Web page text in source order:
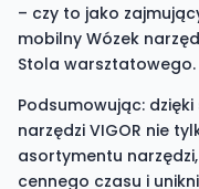
– czy to jako
mobilny Wózek
Stola warsztatowego.
Podsumowując:
narzędzi VIGOR nie
asortymentu
cennego czasu i